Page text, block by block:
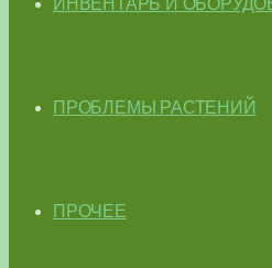
ИНВЕНТАРЬ И
ПРОБЛЕМЫ РАСТЕНИЙ
ПРОЧЕЕ